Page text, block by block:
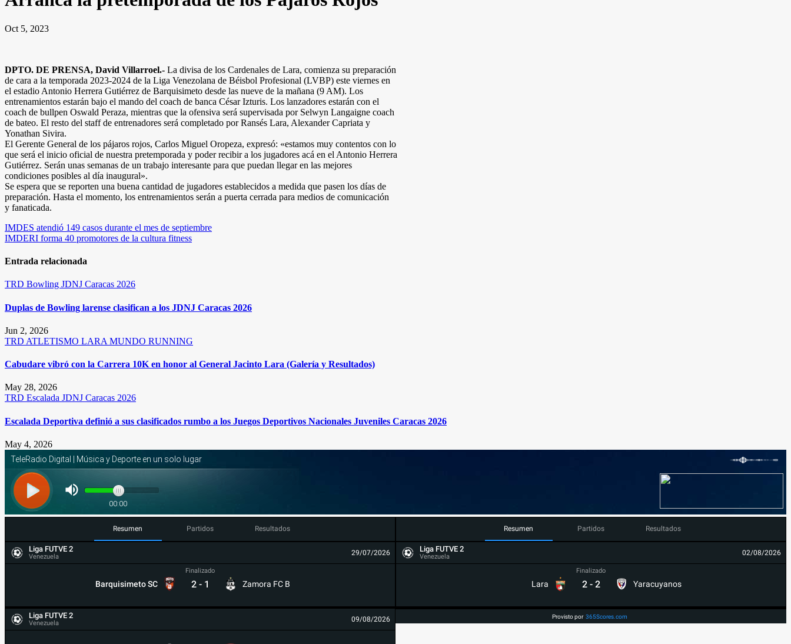
Oct 5, 2023
DPTO. DE PRENSA, David Villarroel.- La divisa de los Cardenales de Lara, comienza su preparación
de cara a la temporada 2023-2024 de la Liga Venezolana de Béisbol Profesional (LVBP) este viernes en
el estadio Antonio Herrera Gutiérrez de Barquisimeto desde las nueve de la mañana (9 AM). Los
entrenamientos estarán bajo el mando del coach de banca César Izturis. Los lanzadores estarán con el
coach de bullpen Oswald Peraza, mientras que la ofensiva será supervisada por Selwyn Langaigne coach
de bateo. El resto del staff de entrenadores será completado por Ransés Lara, Alexander Capriata y
Yonathan Sivira.
El Gerente General de los pájaros rojos, Carlos Miguel Oropeza, expresó: «estamos muy contentos con lo
que será el inicio oficial de nuestra pretemporada y poder recibir a los jugadores acá en el Antonio Herrera
Gutiérrez. Serán unas semanas de un trabajo interesante para que puedan llegar en las mejores
condiciones posibles al día inaugural».
Se espera que se reporten una buena cantidad de jugadores establecidos a medida que pasen los días de
preparación. Hasta el momento, los entrenamientos serán a puerta cerrada para medios de comunicación
y fanaticada.
Navegación
de
entradas
IMDES atendió 149 casos durante el mes de septiembre
IMDERI forma 40 promotores de la cultura fitness
Entrada relacionada
TRD Bowling JDNJ Caracas 2026
Duplas de Bowling larense clasifican a los JDNJ Caracas 2026
Jun 2, 2026
TRD ATLETISMO LARA MUNDO RUNNING
Cabudare vibró con la Carrera 10K en honor al General Jacinto Lara (Galería y Resultados)
May 28, 2026
TRD Escalada JDNJ Caracas 2026
Escalada Deportiva definió a sus clasificados rumbo a los Juegos Deportivos Nacionales Juveniles Caracas 2026
May 4, 2026
Resumen Partidos Resultados
Liga FUTVE 2
Venezuela 29/07/2026
Barquisimeto SC
Finalizado
2 - 1 Zamora FC B
Liga FUTVE 2
Venezuela 09/08/2026
Resumen Partidos Resultados
Liga FUTVE 2
Venezuela 02/08/2026
Lara
Finalizado
2 - 2 Yaracuyanos
Provisto por 365Scores.com